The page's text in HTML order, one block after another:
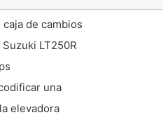
de cambios
LT250R
una
Ford F- 250
elevadora